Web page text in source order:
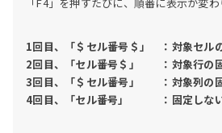
1回目、「＄セル番号＄」 ：対象セル
2回目、「セル番号＄」 ：対象行の
3回目、「＄セル番号」 ：対象列の
4回目、「セル番号」 ：固定しな